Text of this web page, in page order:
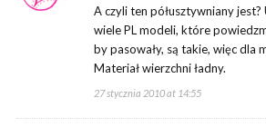
A czyli ten półusztywniany jest?
wiele PL modeli, które
by pasowały, są takie, więc dla
Materiał wierzchni ładny.
27 stycznia 2010 at 14:55